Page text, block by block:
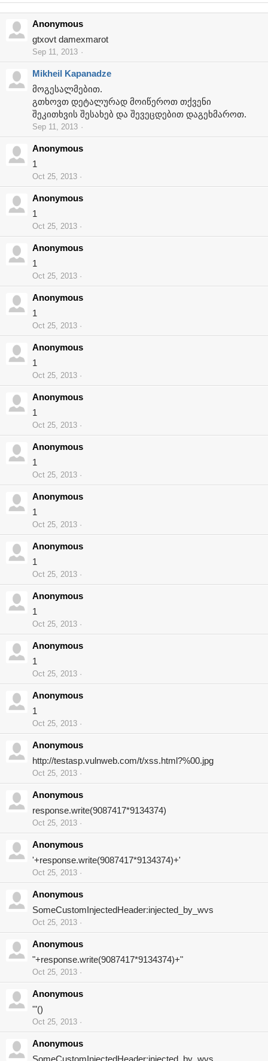
Anonymous
gtxovt damexmarot
Sep 11, 2013
Mikheil Kapanadze
მოგესალმებით.
გთხოვთ დეტალურად მოიწეროთ თქვენი
შეკითხვის შესახებ და შევეცდებით დაგეხმაროთ.
Sep 11, 2013
Anonymous
1
Oct 25, 2013
Anonymous
1
Oct 25, 2013
Anonymous
1
Oct 25, 2013
Anonymous
1
Oct 25, 2013
Anonymous
1
Oct 25, 2013
Anonymous
1
Oct 25, 2013
Anonymous
1
Oct 25, 2013
Anonymous
1
Oct 25, 2013
Anonymous
1
Oct 25, 2013
Anonymous
1
Oct 25, 2013
Anonymous
1
Oct 25, 2013
Anonymous
1
Oct 25, 2013
Anonymous
http://testasp.vulnweb.com/t/xss.html?%00.jpg
Oct 25, 2013
Anonymous
response.write(9087417*9134374)
Oct 25, 2013
Anonymous
'+response.write(9087417*9134374)+'
Oct 25, 2013
Anonymous
SomeCustomInjectedHeader:injected_by_wvs
Oct 25, 2013
Anonymous
"+response.write(9087417*9134374)+"
Oct 25, 2013
Anonymous
'"()
Oct 25, 2013
Anonymous
SomeCustomInjectedHeader:injected_by_wvs